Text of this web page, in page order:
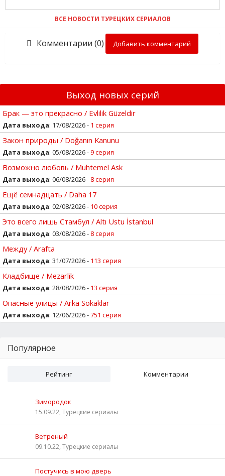
ВСЕ НОВОСТИ ТУРЕЦКИХ СЕРИАЛОВ
Комментарии (0) Добавить комментарий
Выход новых серий
Брак — это прекрасно / Evlilik Güzeldir
Дата выхода: 17/08/2026 - 1 серия
Закон природы / Doğanın Kanunu
Дата выхода: 05/08/2026 -9 серия
Возможно любовь / Muhtemel Ask
Дата выхода: 06/08/2026 - 8 серия
Ещё семнадцать / Daha 17
Дата выхода: 02/08/2026 - 10 серия
Это всего лишь Стамбул / Altı Ustu İstanbul
Дата выхода: 03/08/2026 - 8 серия
Между / Arafta
Дата выхода: 31/07/2026 - 113 серия
Кладбище / Mezarlik
Дата выхода: 28/08/2026 - 13 серия
Опасные улицы / Arka Sokaklar
Дата выхода: 12/06/2026 -751 серия
Популярное
Рейтинг Комментарии
Зимородок
15.09.22, Турецкие сериалы
Ветреный
09.10.22, Турецкие сериалы
Постучись в мою дверь